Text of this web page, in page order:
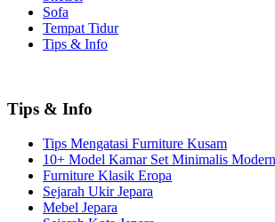
Sofa
Tempat Tidur
Tips & Info
Tips & Info
Tips Mengatasi Furniture Kusam
10+ Model Kamar Set Minimalis
Furniture Klasik Eropa
Sejarah Ukir Jepara
Mebel Jepara